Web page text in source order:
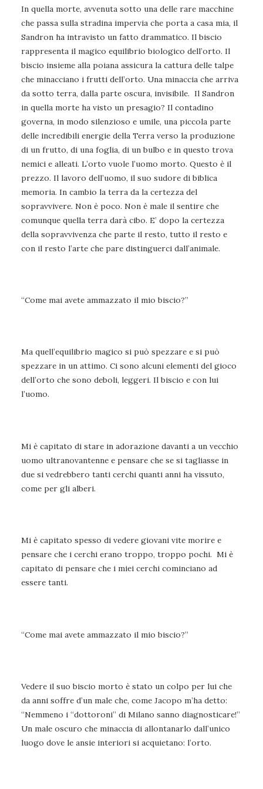
In quella morte, avvenuta sotto una delle rare macchine
che passa sulla stradina impervia che porta a casa mia, il
Sandron ha intravisto un fatto drammatico. Il biscio
rappresenta il magico equilibrio biologico dell’orto. Il
biscio insieme alla poiana assicura la cattura delle talpe
che minacciano i frutti dell’orto. Una minaccia che arriva
da sotto terra, dalla parte oscura, invisibile. Il Sandron
in quella morte ha visto un presagio? Il contadino
governa, in modo silenzioso e umile, una piccola parte
delle incredibili energie della Terra verso la produzione
di un frutto, di una foglia, di un bulbo e in questo trova
nemici e alleati. L’orto vuole l’uomo morto. Questo è il
prezzo. Il lavoro dell’uomo, il suo sudore di biblica
memoria. In cambio la terra da la certezza del
sopravvivere. Non è poco. Non è male il sentire che
comunque quella terra darà cibo. E’ dopo la certezza
della sopravvivenza che parte il resto, tutto il resto e
con il resto l’arte che pare distinguerci dall’animale.
“Come mai avete ammazzato il mio biscio?”
Ma quell’equilibrio magico si può spezzare e si può
spezzare in un attimo. Ci sono alcuni elementi del gioco
dell’orto che sono deboli, leggeri. Il biscio e con lui
l’uomo.
Mi è capitato di stare in adorazione davanti a un vecchio
uomo ultranovantenne e pensare che se si tagliasse in
due si vedrebbero tanti cerchi quanti anni ha vissuto,
come per gli alberi.
Mi è capitato spesso di vedere giovani vite morire e
pensare che i cerchi erano troppo, troppo pochi. Mi è
capitato di pensare che i miei cerchi cominciano ad
essere tanti.
“Come mai avete ammazzato il mio biscio?”
Vedere il suo biscio morto è stato un colpo per lui che
da anni soffre d’un male che, come Jacopo m’ha detto:
“Nemmeno i “dottoroni” di Milano sanno diagnosticare!”
Un male oscuro che minaccia di allontanarlo dall’unico
luogo dove le ansie interiori si acquietano: l’orto.